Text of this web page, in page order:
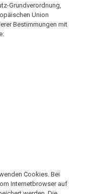
Grundverordnung,
Union
Bestimmungen mit
Cookies. Bei
Internetbrowser auf